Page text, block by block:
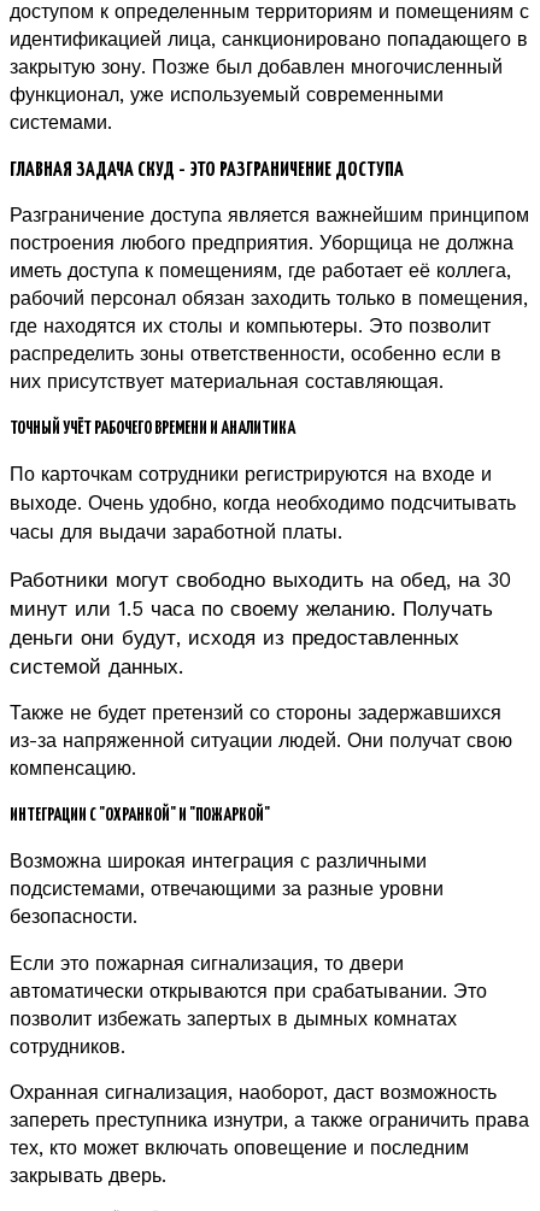
доступом к определенным территориям и помещениям с
идентификацией лица, санкционировано попадающего в
закрытую зону. Позже был добавлен многочисленный
функционал, уже используемый современными
системами.
ГЛАВНАЯ ЗАДАЧА СКУД - ЭТО РАЗГРАНИЧЕНИЕ ДОСТУПА
Разграничение доступа является важнейшим принципом
построения любого предприятия. Уборщица не должна
иметь доступа к помещениям, где работает её коллега,
рабочий персонал обязан заходить только в помещения,
где находятся их столы и компьютеры. Это позволит
распределить зоны ответственности, особенно если в
них присутствует материальная составляющая.
ТОЧНЫЙ УЧЁТ РАБОЧЕГО ВРЕМЕНИ И АНАЛИТИКА
По карточкам сотрудники регистрируются на входе и
выходе. Очень удобно, когда необходимо подсчитывать
часы для выдачи заработной платы.
Работники могут свободно выходить на обед, на 30
минут или 1.5 часа по своему желанию. Получать
деньги они будут, исходя из предоставленных
системой данных.
Также не будет претензий со стороны задержавшихся
из-за напряженной ситуации людей. Они получат свою
компенсацию.
ИНТЕГРАЦИИ С "ОХРАНКОЙ" И "ПОЖАРКОЙ"
Возможна широкая интеграция с различными
подсистемами, отвечающими за разные уровни
безопасности.
Если это пожарная сигнализация, то двери
автоматически открываются при срабатывании. Это
позволит избежать запертых в дымных комнатах
сотрудников.
Охранная сигнализация, наоборот, даст возможность
запереть преступника изнутри, а также ограничить права
тех, кто может включать оповещение и последним
закрывать дверь.